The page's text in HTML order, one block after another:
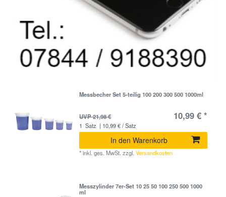
Messbecher Set 5-teilig 100 200 300 500 1000ml
UVP 21,98 € 10,99 € *
1 Satz | 10,99 € / Satz
In den Warenkorb
*inkl. ges. MwSt. zzgl.Versandkosten
Messzylinder 7er-Set 10 25 50 100 250 500 1000
ml